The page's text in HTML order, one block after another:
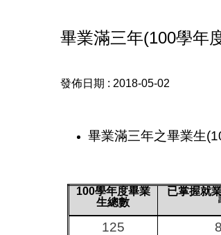
畢業滿三年(100學年
發佈日期 : 2018-05-02
畢業滿三年之畢業生
100學年度畢業
生總數
已掌握就
125